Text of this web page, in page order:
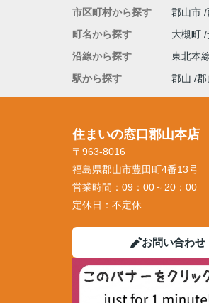
市区町村から探す 郡山市
町名から探す
大槻町
沿線から探す
東北本
駅から探す
郡山 郡
住まいの窓口郡山本
〒963-8016
福島県郡山市豊田町4番13号
営業時間： 09：00～20：00
定休日： 不定休
お問い合わせ